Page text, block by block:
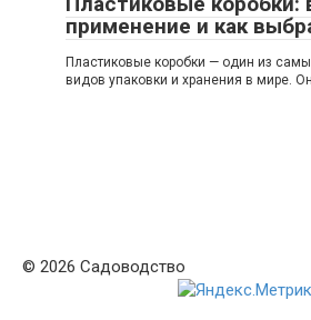
применение и как
Пластиковые коробки — один из
видов упаковки и хранения в мире.
© 2026 Садоводство